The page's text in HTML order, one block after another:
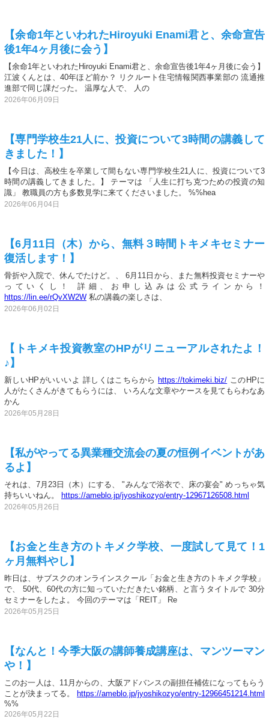
【余命1年といわれたHiroyuki Enami君と、余命宣告
後1年4ヶ月後に会う】
【余命1年といわれたHiroyuki Enami君と、余命宣告後1年4ヶ月後に会う】
江波くんとは、40年ほど前か？ リクルート住宅情報関西事業部の 流通推
進部で同じ課だった。 温厚な人で、 人の
2026年06月09日
【専門学校生21人に、投資について3時間の講義して
きました！】
【今日は、高校生を卒業して間もない専門学校生21人に、投資について3
時間の講義してきました。】 テーマは 「人生に打ち克つための投資の知
識」 教職員の方も多数見学に来てくださいました。 %%hea
2026年06月04日
【6月11日（木）から、無料３時間トキメキセミナー
復活します！】
骨折や入院で、休んでたけど。、 6月11日から、また無料投資セミナーや
っていくし！ 詳細、お申し込みは公式ラインから！
https://lin.ee/rQvXW2W 私の講義の楽しさは、
2026年06月02日
【トキメキ投資教室のHPがリニューアルされたよ！
♪】
新しいHPがいいいよ 詳しくはこちらから https://tokimeki.biz/ このHPに
人がたくさんがきてもらうには、 いろんな文章やケースを見てもらわなあ
かん
2026年05月28日
【私がやってる異業種交流会の夏の恒例イベントがあ
るよ】
それは、7月23日（木）にする、 "みんなで浴衣で、床の宴会" めっちゃ気
持ちいいねん。
https://ameblo.jp/jyoshikozyo/entry-12967126508.html
2026年05月26日
【お金と生き方のトキメク学校、一度試して見て！1
ヶ月無料やし】
昨日は、サブスクのオンラインスクール「お金と生き方のトキメク学校」
で、 50代、60代の方に知っていただきたい銘柄、と言うタイトルで 30分
セミナーをしたよ。 今回のテーマは「REIT」 Re
2026年05月25日
【なんと！今季大阪の講師養成講座は、マンツーマン
や！】
このお一人は、11月からの、大阪アドバンスの副担任補佐になってもらう
ことが決まってる。
https://ameblo.jp/jyoshikozyo/entry-12966451214.html
%%
2026年05月22日